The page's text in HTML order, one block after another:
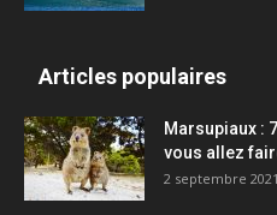
Articles populaires
Marsupiaux :
vous allez
2 septembre 2021